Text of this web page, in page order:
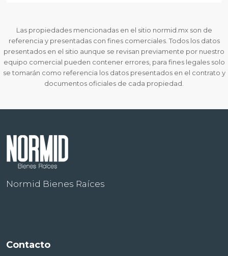
Las propiedades mencionadas en el sitio normid.mx son de
referencia y presentadas con fines comerciales. Todos los datos
presentados en el sitio aunque se revisan previamente por nuestro
equipo comercial pueden contener errores, para fines legales solo
se tomarán como referencia los datos presentados en el contrato y
documentos oficiales de cada propiedad.
Normid Bienes Raíces
Contacto